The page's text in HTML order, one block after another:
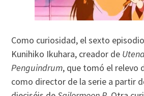
Como curiosidad, el sexto
Kunihiko Ikuhara, creador de Utena
Penguindrum, que tomó el relevo
como director de la serie a partir